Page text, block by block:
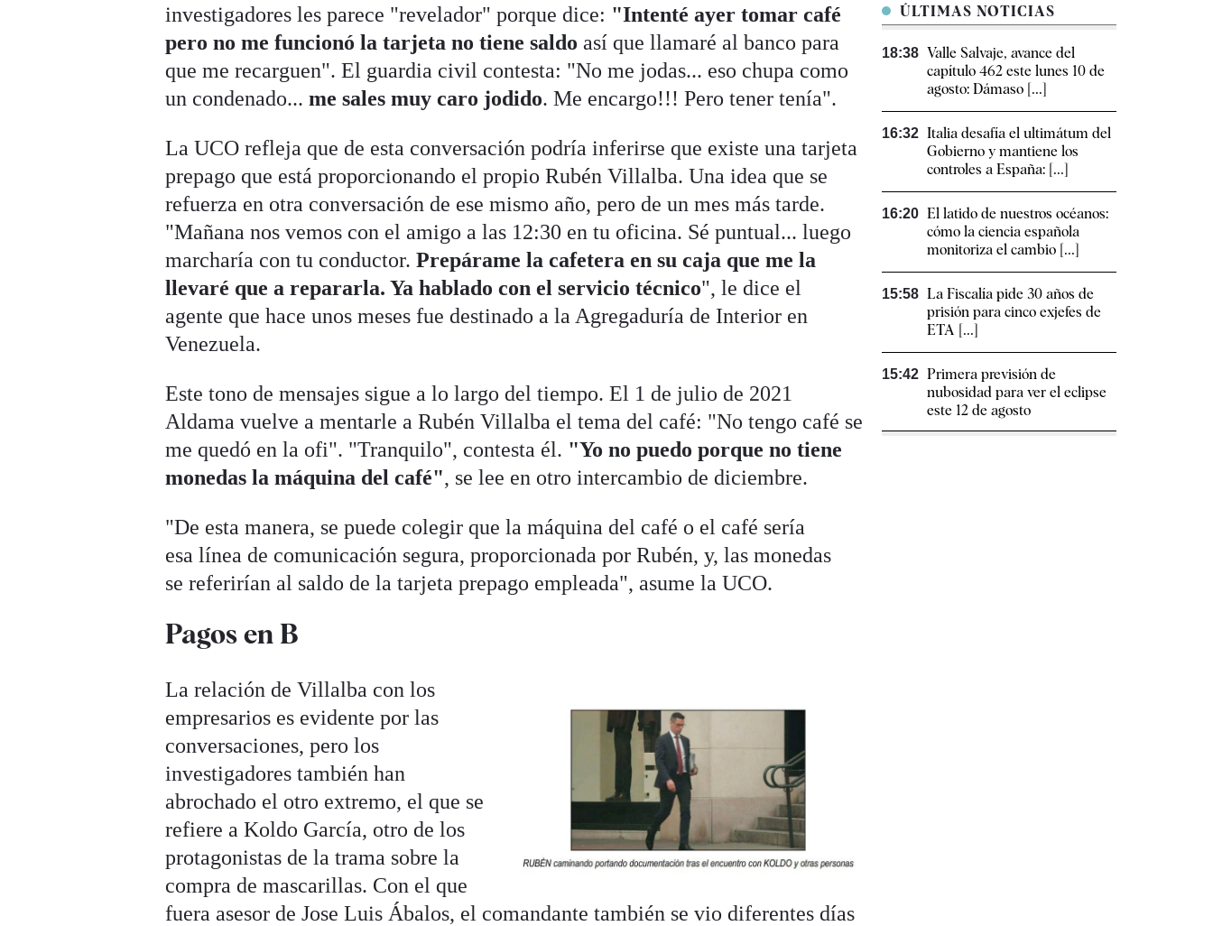
investigadores les parece "revelador" porque dice: "Intenté ayer tomar café
pero no me funcionó la tarjeta no tiene saldo así que llamaré al banco para
que me recarguen". El guardia civil contesta: "No me jodas... eso chupa como
un condenado...me sales muy caro jodido. Me encargo!!! Pero tener tenía".
La UCO refleja que de esta conversación podría inferirse que existe una tarjeta
prepago que está proporcionando el propio Rubén Villalba. Una idea que se
refuerza en otra conversación de ese mismo año, pero de un mes más tarde.
"Mañana nos vemos con el amigo a las 12:30 en tu oficina. Sé puntual... luego
marcharía con tu conductor. Prepárame la cafetera en su caja que me la
llevaré que a repararla. Ya hablado con el servicio técnico", le dice el
agente que hace unos meses fue destinado a la Agregaduría de Interior en
Venezuela.
Este tono de mensajes sigue a lo largo del tiempo. El 1 de julio de 2021
Aldama vuelve a mentarle a Rubén Villalba el tema del café: "No tengo café se
me quedó en la ofi". "Tranquilo", contesta él. "Yo no puedo porque no tiene
monedas la máquina del café", se lee en otro intercambio de diciembre.
"De esta manera, se puede colegir que la máquina del café o el café sería
esa línea de comunicación segura, proporcionada por Rubén, y, las monedas
se referirían al saldo de la tarjeta prepago empleada", asume la UCO.
Pagos en B
La relación de Villalba con los
empresarios es evidente por las
conversaciones, pero los
investigadores también han
abrochado el otro extremo, el que se
refiere a Koldo García, otro de los
protagonistas de la trama sobre la
compra de mascarillas. Con el que
fuera asesor de Jose Luis Ábalos, el comandante también se vio diferentes días
ÚLTIMAS NOTICIAS
18:38 Valle Salvaje, avance del
capítulo 462 este lunes 10 de
agosto: Dámaso [...]
16:32 Italia desafía el ultimátum del
Gobierno y mantiene los
controles a España: [...]
16:20 El latido de nuestros océanos:
cómo la ciencia española
monitoriza el cambio [...]
15:58 La Fiscalía pide 30 años de
prisión para cinco exjefes de
ETA [...]
15:42 Primera previsión de
nubosidad para ver el eclipse
este 12 de agosto